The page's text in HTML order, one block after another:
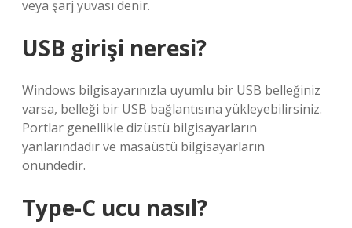
veya şarj yuvası denir.
USB girişi neresi?
Windows bilgisayarınızla uyumlu bir USB belleğiniz
varsa, belleği bir USB bağlantısına yükleyebilirsiniz.
Portlar genellikle dizüstü bilgisayarların
yanlarındadır ve masaüstü bilgisayarların
önündedir.
Type-C ucu nasıl?